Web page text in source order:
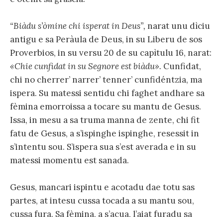
“Biàdu s’òmine chi isperat in Deus”, narat unu dìciu
antigu e sa Peràula de Deus, in su Liberu de sos
Proverbios, in su versu 20 de su capìtulu 16, narat:
«Chie cunfidat in su Segnore est biàdu». Cunfidat,
chi no cherrer’ narrer’ tenner’ cunfidéntzia, ma
ispera. Su matessi sentidu chi faghet andhare sa
fèmina emorroissa a tocare su mantu de Gesus.
Issa, in mesu a sa truma manna de zente, chi fit
fatu de Gesus, a s’ispinghe ispinghe, resessit in
s’intentu sou. S’ispera sua s’est averada e in su
matessi momentu est sanada.
Gesus, mancari ispintu e acotadu dae totu sas
partes, at intesu cussa tocada a su mantu sou,
cussa fura. Sa fèmina, a s’acua, l’aiat furadu sa